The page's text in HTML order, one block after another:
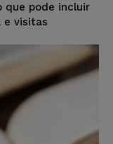
que pode incluir
e visitas